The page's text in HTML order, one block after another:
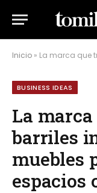
Inicio » La marca que
BUSINESS IDEAS
La
barriles
muebles
espacios